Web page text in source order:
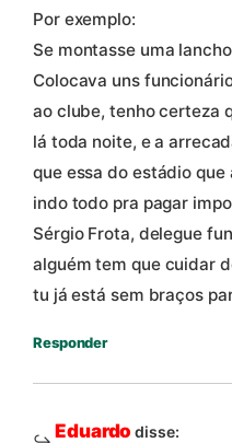
Por exemplo:
Se montasse uma
Colocava uns
ao clube, tenho certeza
lá toda noite, e a
que essa do estádio
indo todo pra pagar
Sérgio Frota, delegue
alguém tem que cuidar
tu já está sem braços
Responder
Eduardo disse: